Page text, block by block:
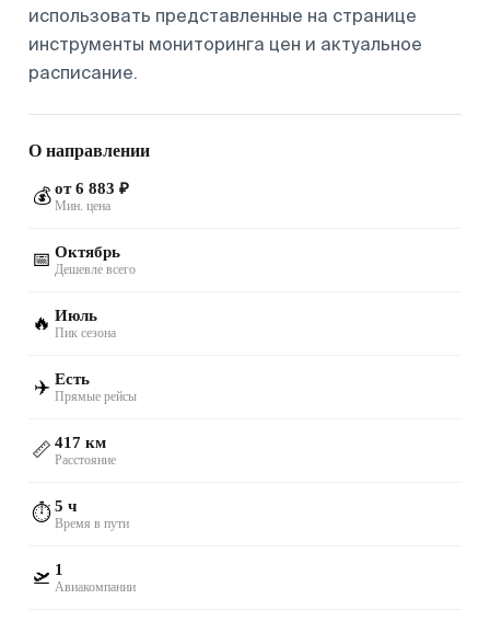
использовать представленные на странице
инструменты мониторинга цен и актуальное
расписание.
О направлении
💰 от 6 883 ₽
Мин. цена
📅 Октябрь
Дешевле всего
🔥 Июль
Пик сезона
✈️ Есть
Прямые рейсы
📏 417 км
Расстояние
⏱️5 ч
Время в пути
🛫 1
Авиакомпании